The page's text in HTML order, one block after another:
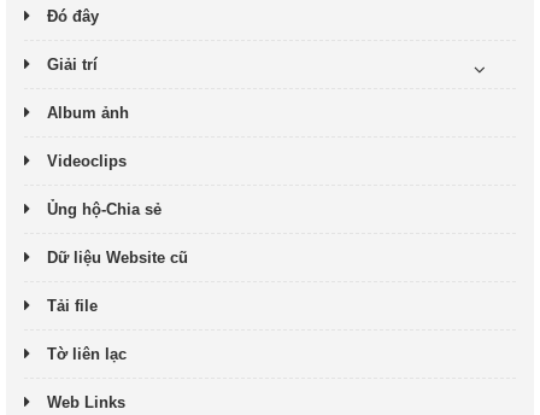
Đó đây
Giải trí
Album ảnh
Videoclips
Ủng hộ-Chia sẻ
Dữ liệu Website cũ
Tải file
Tờ liên lạc
Web Links